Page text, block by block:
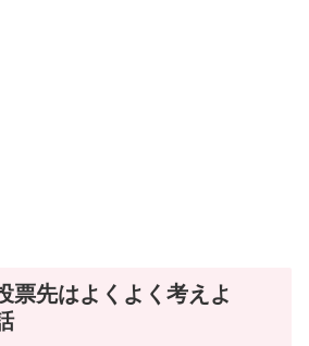
票先はよくよく考えよ